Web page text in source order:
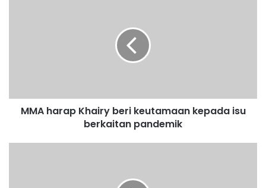
K
MMA harap Khairy beri keutamaan kepada isu
berkaitan pandemik